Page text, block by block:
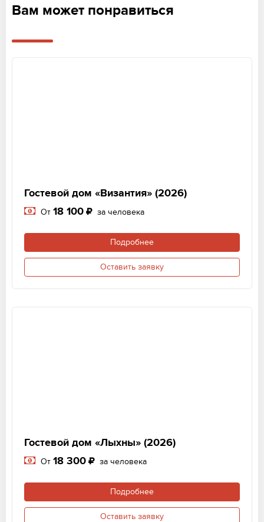
Вам может понравиться
Гостевой дом «Византия» (2026)
От 18 100 за человека
Подробнее
Оставить заявку
Гостевой дом «Лыхны» (2026)
От 18 300 за человека
Подробнее
Оставить заявку